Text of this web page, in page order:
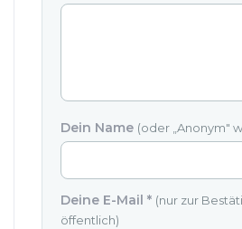
Dein Name (oder „Anonym"
Deine E-Mail* (nur zur
öffentlich)